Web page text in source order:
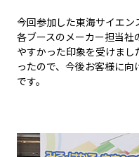
今回参加した東海サイエ
各ブースのメーカー担当
やすかった印象を受けま
ったので、今後お客様に
です。